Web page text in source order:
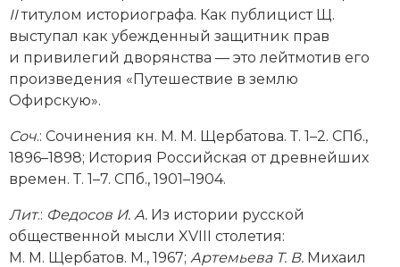
Южная Америка
IIтитулом историографа. Как публицист Щ.
выступал как убежденный защитник прав
и привилегий дворянства — это лейтмотив его
произведения «Путешествие в землю
Офирскую».
Соч.: Сочинения кн. М. М. Щербатова. Т. 1–2. СПб.,
1896–1898; История Российская от древнейших
времен. Т. 1–7. СПб., 1901–1904.
Лит.: Федосов И. А. Из истории русской
общественной мысли XVIII столетия:
М. М. Щербатов. М., 1967; Артемьева Т. В. Михаил